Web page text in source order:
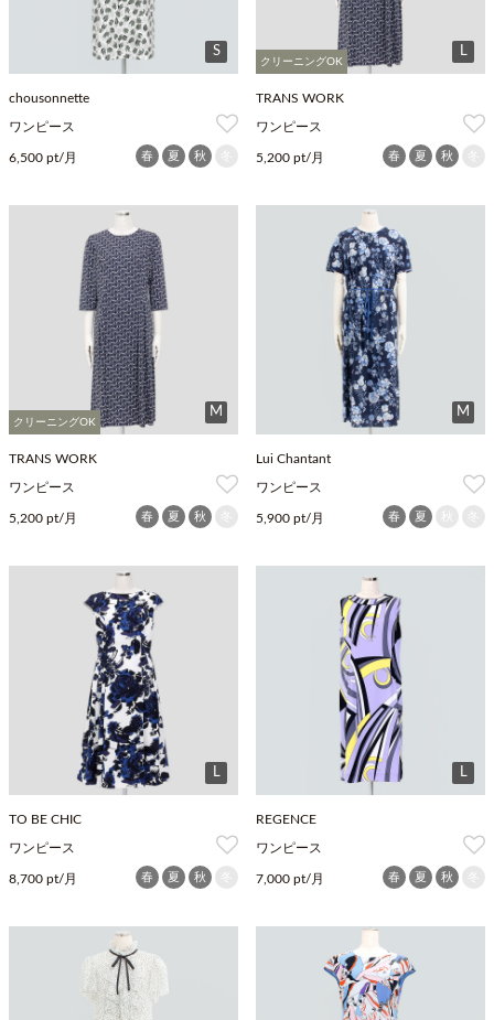
S
chousonnette
ワンピース
6,500 pt/月 春 夏 秋
クリーニングOK
L
TRANS WORK
ワンピース
5,200 pt/月 春 夏 秋
クリーニングOK
M
TRANS WORK
ワンピース
5,200 pt/月 春 夏 秋
M
Lui Chantant
ワンピース
5,900 pt/月 春 夏
L
TO BE CHIC
ワンピース
8,700 pt/月 春 夏 秋
L
REGENCE
ワンピース
7,000 pt/月 春 夏 秋